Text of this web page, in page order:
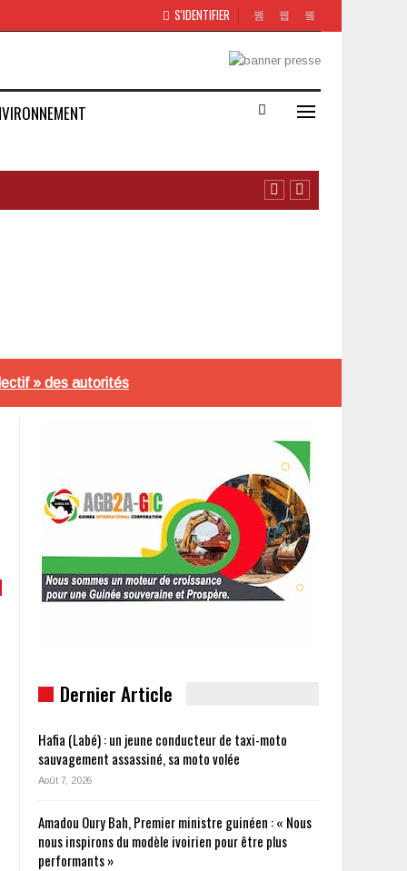
S'IDENTIFIER
» des autorités
Dernier Article
Hafia (Labé) : un jeune conducteur de taxi-moto
sauvagement assassiné, sa moto volée
Août 7, 2026
Amadou Oury Bah, Premier ministre guinéen : « Nous
nous inspirons du modèle ivoirien pour être plus
performants »